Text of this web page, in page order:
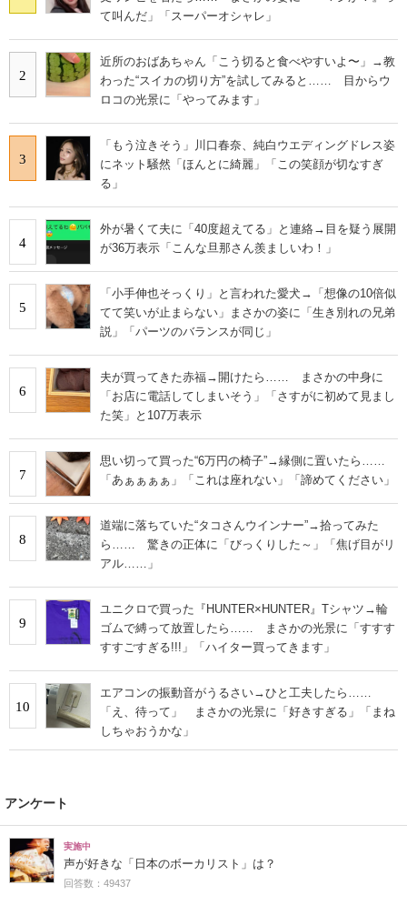
て叫んだ」「スーパーオシャレ」
2
近所のおばあちゃん「こう切ると食べやすいよ〜」→教
わった“スイカの切り方”を試してみると…… 目からウ
ロコの光景に「やってみます」
3
「もう泣きそう」川口春奈、純白ウエディングドレス姿
にネット騒然「ほんとに綺麗」「この笑顔が切なすぎ
る」
4
外が暑くて夫に「40度超えてる」と連絡→目を疑う展開
が36万表示「こんな旦那さん羨ましいわ！」
5
「小手伸也そっくり」と言われた愛犬→「想像の10倍似
てて笑いが止まらない」まさかの姿に「生き別れの兄弟
説」「パーツのバランスが同じ」
6
夫が買ってきた赤福→開けたら…… まさかの中身に
「お店に電話してしまいそう」「さすがに初めて見まし
た笑」と107万表示
7
思い切って買った“6万円の椅子”→縁側に置いたら……
「あぁぁぁぁ」「これは座れない」「諦めてください」
8
道端に落ちていた“タコさんウインナー”→拾ってみた
ら…… 驚きの正体に「びっくりした～」「焦げ目がリ
アル……」
9
ユニクロで買った『HUNTER×HUNTER』Tシャツ→輪
ゴムで縛って放置したら…… まさかの光景に「すすす
すすごすぎる!!!」「ハイター買ってきます」
10
エアコンの振動音がうるさい→ひと工夫したら……
「え、待って」 まさかの光景に「好きすぎる」「まね
しちゃおうかな」
アンケート
実施中
声が好きな「日本のボーカリスト」は？
回答数：49437